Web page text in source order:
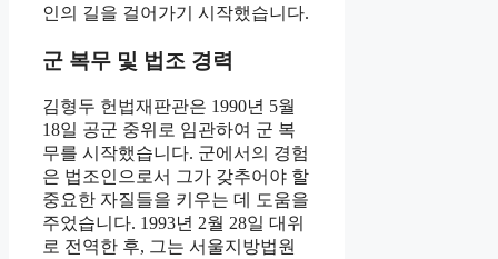
인의 길을 걸어가기 시작했습니다.
군 복무 및 법조 경력
김형두 헌법재판관은 1990년 5월
18일 공군 중위로 임관하여 군 복
무를 시작했습니다. 군에서의 경험
은 법조인으로서 그가 갖추어야 할
중요한 자질들을 키우는 데 도움을
주었습니다. 1993년 2월 28일 대위
로 전역한 후, 그는 서울지방법원